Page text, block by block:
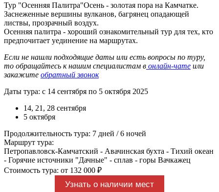
Тур "Осенняя Палитра"Осень - золотая пора на Камчатке.
Заснеженные вершины вулканов, багрянец опадающей
листвы, прозрачный воздух.
Осенняя палитра - хороший ознакомительный тур для тех, кто
предпочитает уединение на маршрутах.
Если не нашли подходящие даты или есть вопросы по туру,
то обращайтесь к нашим специалистам в онлайн-чате или
закажите обратный звонок
Даты тура: с 14 сентября по 5 октября 2025
14, 21, 28 сентября
5 октября
Продолжительность тура: 7 дней / 6 ночей
Маршрут тура:
Петропавловск-Камчатский - Авачинская бухта - Тихий океан
- Горячие источники "Дачные" - сплав - горы Вачкажец
Стоимость тура: от 132 000 ₽
Узнать о наличии мест